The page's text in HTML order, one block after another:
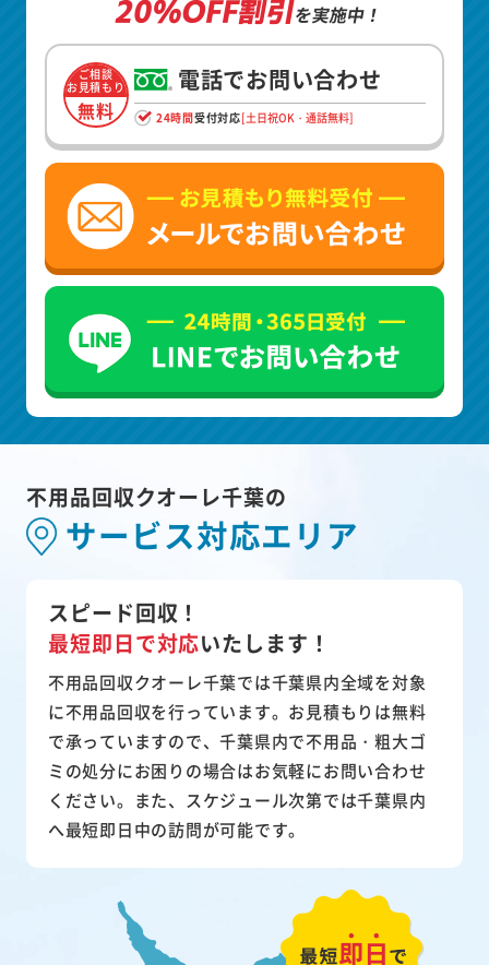
20%OFF割引を実施中！
ご相談
お見積もり
無料
電話でお問い合わせ
24時間受付対応[土日祝OK・通話無料]
不用品回収クオーレ千葉の
サービス対応エリア
スピード回収！
最短即日で対応いたします！
不用品回収クオーレ千葉では千葉県内全域を対象
に不用品回収を行っています。お見積もりは無料
で承っていますので、千葉県内で不用品・粗大ゴ
ミの処分にお困りの場合はお気軽にお問い合わせ
ください。また、スケジュール次第では千葉県内
へ最短即日中の訪問が可能です。